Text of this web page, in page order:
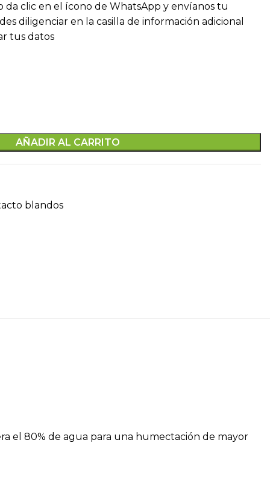
da clic en el ícono de WhatsApp y envíanos tu
diligenciar en la casilla de información adicional
tus datos
AÑADIR AL CARRITO
blandos
el 80% de agua para una humectación de mayor